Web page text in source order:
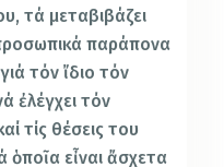
τά μεταβιβάζει
παράπονα
τόν ἴδιο τόν
ἐλέγχει τόν
τίς θέσεις του
εἶναι ἄσχετα